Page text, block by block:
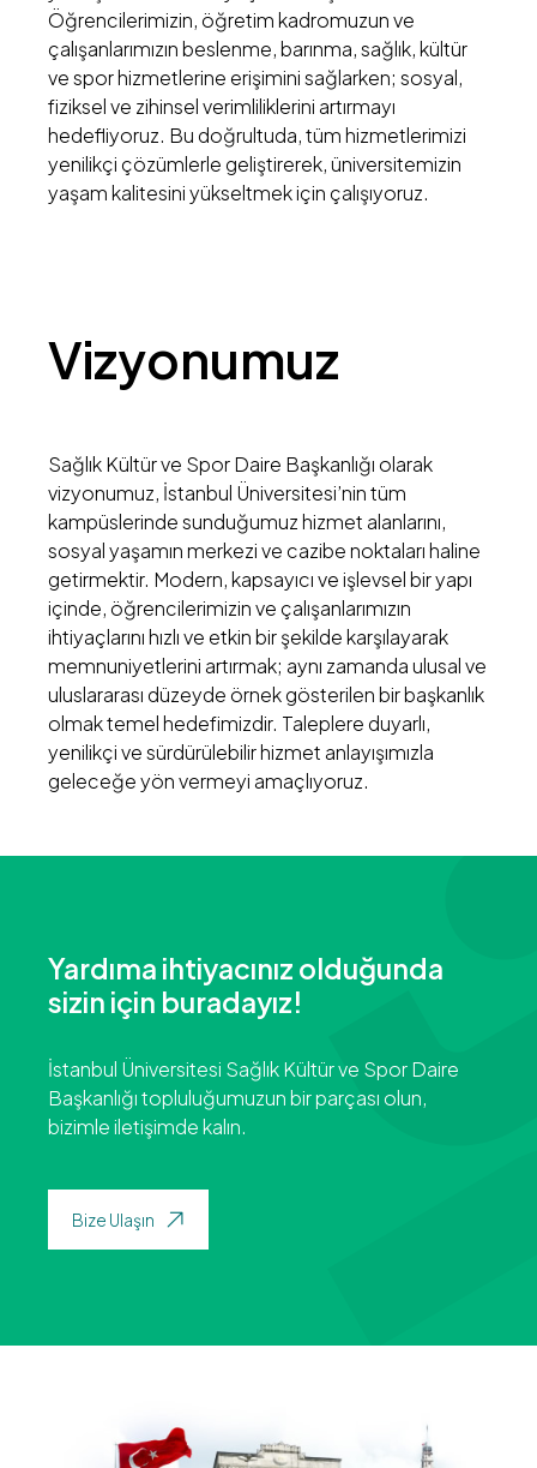
Öğrencilerimizin, öğretim kadromuzun ve
çalışanlarımızın beslenme, barınma, sağlık, kültür
ve spor hizmetlerine erişimini sağlarken; sosyal,
fiziksel ve zihinsel verimliliklerini artırmayı
hedefliyoruz. Bu doğrultuda, tüm hizmetlerimizi
yenilikçi çözümlerle geliştirerek, üniversitemizin
yaşam kalitesini yükseltmek için çalışıyoruz.
Vizyonumuz
Sağlık Kültür ve Spor Daire Başkanlığı olarak
vizyonumuz, İstanbul Üniversitesi’nin tüm
kampüslerinde sunduğumuz hizmet alanlarını,
sosyal yaşamın merkezi ve cazibe noktaları haline
getirmektir. Modern, kapsayıcı ve işlevsel bir yapı
içinde, öğrencilerimizin ve çalışanlarımızın
ihtiyaçlarını hızlı ve etkin bir şekilde karşılayarak
memnuniyetlerini artırmak; aynı zamanda ulusal ve
uluslararası düzeyde örnek gösterilen bir başkanlık
olmak temel hedefimizdir. Taleplere duyarlı,
yenilikçi ve sürdürülebilir hizmet anlayışımızla
geleceğe yön vermeyi amaçlıyoruz.
Yardıma ihtiyacınız olduğunda
sizin için buradayız!
Bize Ulaşın
İstanbul Üniversitesi Sağlık Kültür ve Spor Daire
Başkanlığı topluluğumuzun bir parçası olun,
bizimle iletişimde kalın.